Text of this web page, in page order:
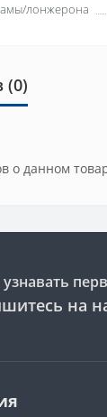
лонжерона
(0)
о данном
узнавать
на